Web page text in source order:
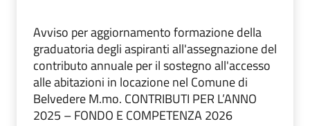
Avviso per aggiornamento formazione della
graduatoria degli aspiranti all'assegnazione del
contributo annuale per il sostegno all'accesso
alle abitazioni in locazione nel Comune di
Belvedere M.mo. CONTRIBUTI PER L’ANNO
2025 – FONDO E COMPETENZA 2026